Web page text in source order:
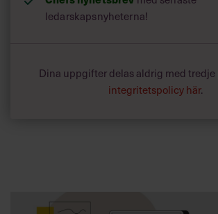
ledarskapsnyheterna!
Dina uppgifter delas aldrig med tredje
integritetspolicy här.